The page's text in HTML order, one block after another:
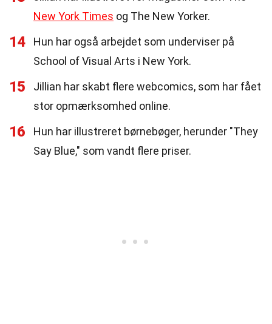
New York Times og The New Yorker.
14
Hun har også arbejdet som underviser på
School of Visual Arts i New York.
15
Jillian har skabt flere webcomics, som har fået
stor opmærksomhed online.
16
Hun har illustreret børnebøger, herunder "They
Say Blue," som vandt flere priser.